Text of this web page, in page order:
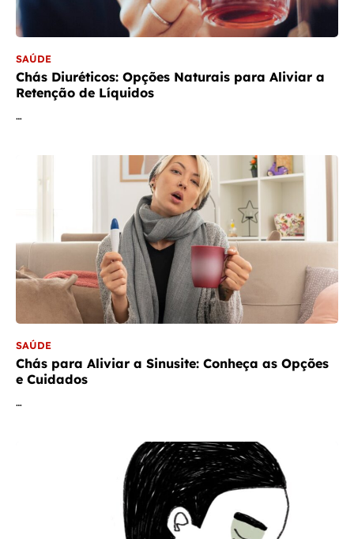
SAÚDE
Chás Diuréticos: Opções Naturais para Aliviar a
Retenção de Líquidos
…
SAÚDE
Chás para Aliviar a Sinusite: Conheça as Opções
e Cuidados
…